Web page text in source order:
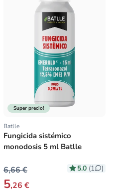
Super precio!
Proveedor:
Batlle
Fungicida sistémico
monodosis 5 ml Batlle
5.0 (1 )
6,66 €
5,26 €